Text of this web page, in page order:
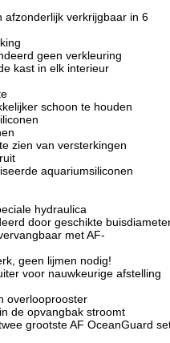
of uit elkaar halen van
20 jaar lange UV-
en plaats voor een koelkast
apparatuur
moderne technologie
790 incl. meubel en sump
50,5 en 45 hg.
contact op te nemen.
afzonderlijk verkrijgbaar in 6
geen verkleuring
kast in elk interieur
schoon te houden
zien van versterkingen
aquariumsiliconen
hydraulica
door geschikte
met AF-
geen lijmen nodig!
voor nauwkeurige afstelling
overlooprooster
de opvangbak stroomt
grootste AF OceanGuard